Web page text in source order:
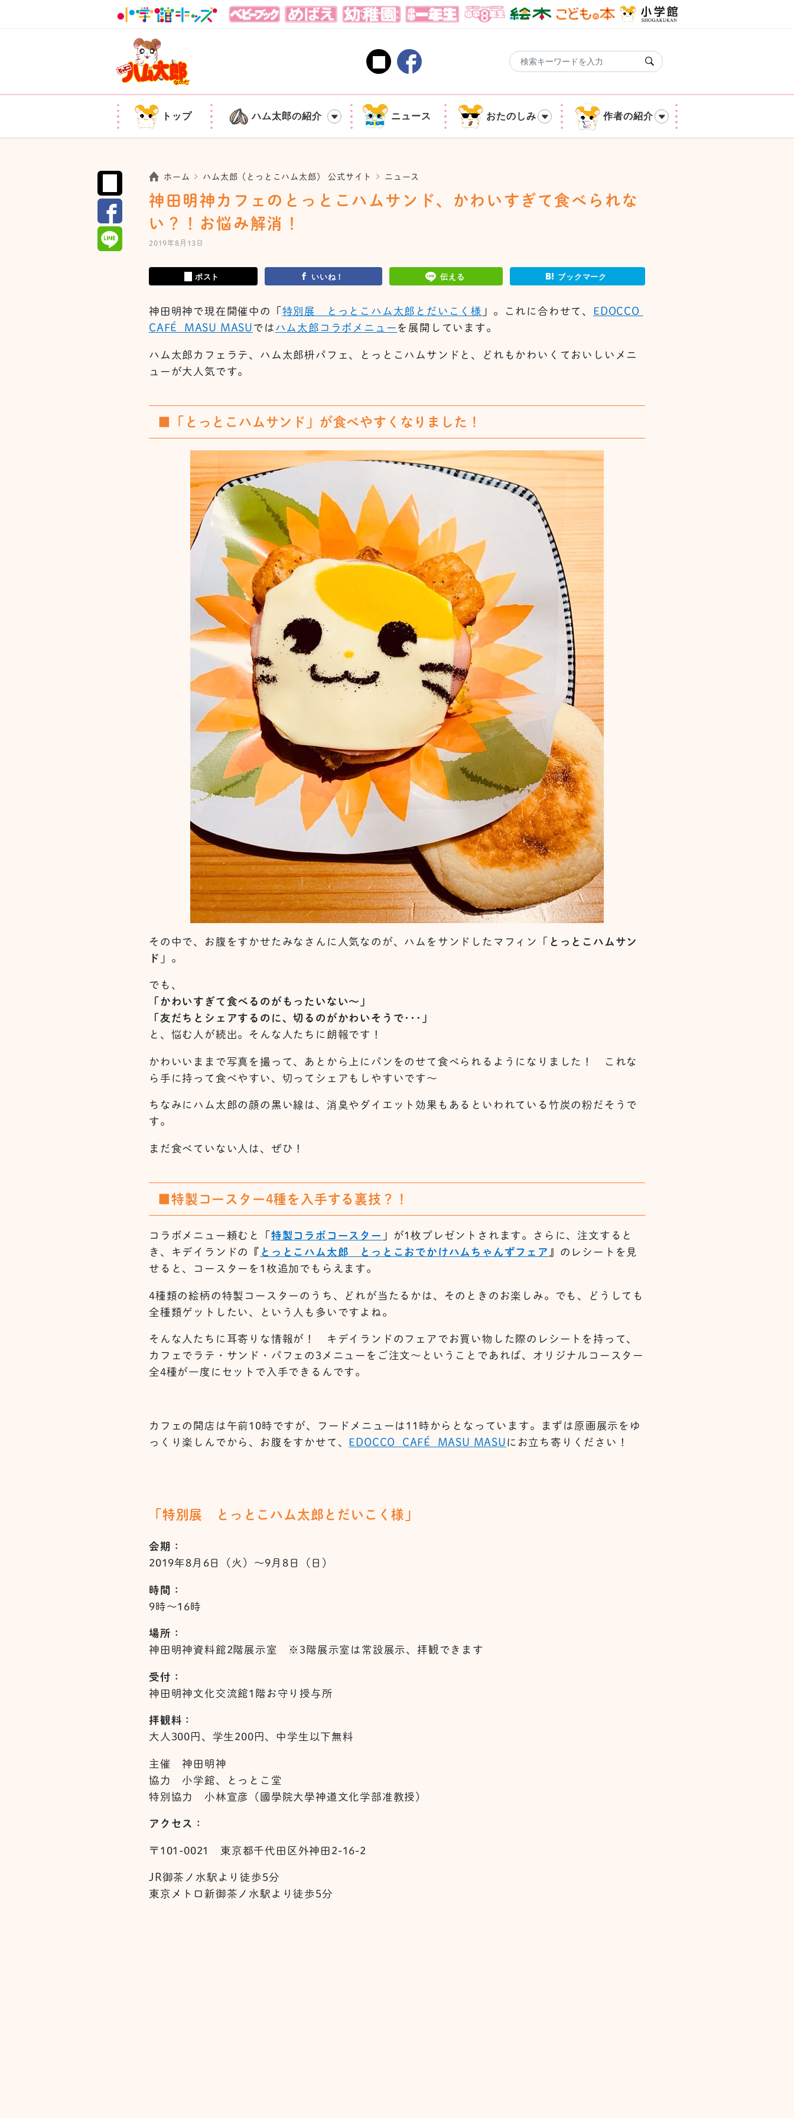
トップ ハム太郎の紹介 ニュース おたのしみ 作者の紹介
ホーム ハム太郎（とっとこハム太郎） 公式サイト ニュース
神田明神カフェのとっとこハムサンド、かわいすぎて食べられな
い？！お悩み解消！
2019年8月13日
ポスト いいね！ 伝える ブックマーク
神田明神で現在開催中の「 特別展 とっとこハム太郎とだいこく様 」。これに合わせて、 EDOCCO
CAFÉ MASU MASUでは ハム太郎コラボメニュー を展開しています。
ハム太郎カフェラテ、ハム太郎枡パフェ、とっとこハムサンドと、どれもかわいくておいしいメニ
ューが大人気です。
■「とっとこハムサンド」が食べやすくなりました！
その中で、お腹をすかせたみなさんに人気なのが、ハムをサンドしたマフィン「
とっとこハムサン
ド 」。
でも、
「かわいすぎて食べるのがもったいない～」
「友だちとシェアするのに、切るのがかわいそうで･･･」
と、悩む人が続出。そんな人たちに朗報です！
かわいいままで写真を撮って、あとから上にパンをのせて食べられるようになりました！ これな
ら手に持って食べやすい、切ってシェアもしやすいです～
ちなみにハム太郎の顔の黒い線は、消臭やダイエット効果もあるといわれている竹炭の粉だそうで
す。
まだ食べていない人は、ぜひ！
■特製コースター4種を入手する裏技？！
コラボメニュー頼むと「 特製コラボコースター 」が1枚プレゼントされます。さらに、注文すると
き、キデイランドの
『 とっとこハム太郎 とっとこおでかけハムちゃんずフェア 』 のレシートを見
せると、コースターを1枚追加でもらえます。
4種類の絵柄の特製コースターのうち、どれが当たるかは、そのときのお楽しみ。でも、どうしても
全種類ゲットしたい、という人も多いですよね。
そんな人たちに耳寄りな情報が！ キデイランドのフェアでお買い物した際のレシートを持って、
カフェでラテ・サンド・パフェの3メニューをご注文～ということであれば、オリジナルコースター
全4種が一度にセットで入手できるんです。
カフェの開店は午前10時ですが、フードメニューは11時からとなっています。まずは原画展示をゆ
っくり楽しんでから、お腹をすかせて、 EDOCCO CAFÉ MASU MASU にお立ち寄りください！
「特別展 とっとこハム太郎とだいこく様」
会期：
2019年8月6日（火）～9月8日（日）
時間：
9時～16時
場所：
神田明神資料館2階展示室 ※3階展示室は常設展示、拝観できます
受付：
神田明神文化交流館1階お守り授与所
拝観料：
大人300円、学生200円、中学生以下無料
主催 神田明神
協力 小学館、とっとこ堂
特別協力 小林宣彦（國學院大學神道文化学部准教授）
アクセス：
〒101-0021 東京都千代田区外神田2-16-2
JR御茶ノ水駅より徒歩5分
東京メトロ新御茶ノ水駅より徒歩5分